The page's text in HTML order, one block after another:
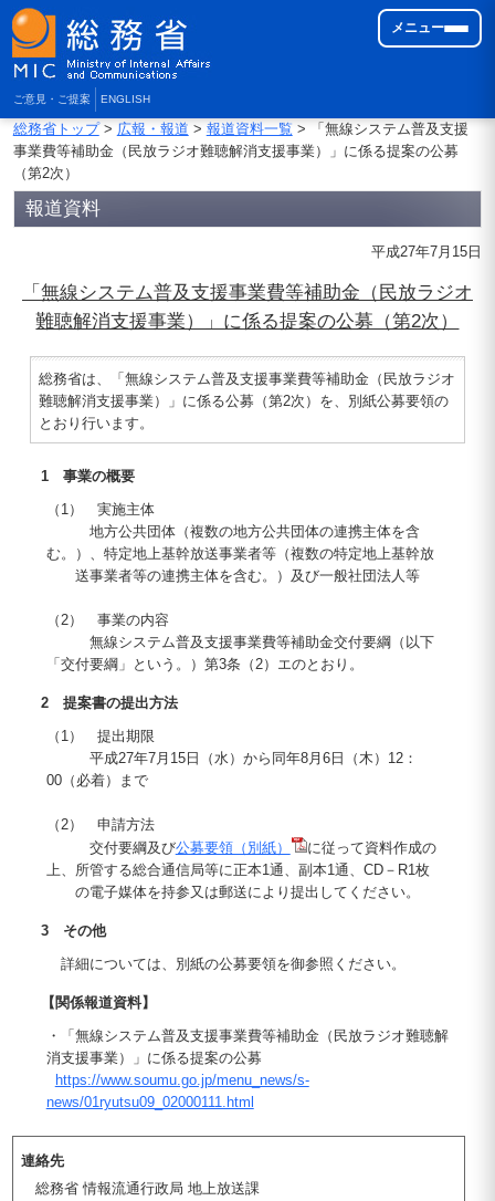
ご意見・ご提案 ENGLISH
メニュー
総務省トップ> 広報・報道 > 報道資料一覧> 「無線システム普及支援
事業費等補助金（民放ラジオ難聴解消支援事業）」に係る提案の公募
（第2次）
報道資料
平成27年7月15日
「無線システム普及支援事業費等補助金（民放ラジオ
難聴解消支援事業）」に係る提案の公募（第2次）
総務省は、「無線システム普及支援事業費等補助金（民放ラジオ
難聴解消支援事業）」に係る公募（第2次）を、別紙公募要領の
とおり行います。
1 事業の概要
（1） 実施主体
地方公共団体（複数の地方公共団体の連携主体を含
む。）、特定地上基幹放送事業者等（複数の特定地上基幹放
送事業者等の連携主体を含む。）及び一般社団法人等
（2） 事業の内容
無線システム普及支援事業費等補助金交付要綱（以下
「交付要綱」という。）第3条（2）エのとおり。
2 提案書の提出方法
（1） 提出期限
平成27年7月15日（水）から同年8月6日（木）12：
00（必着）まで
（2） 申請方法
交付要綱及び公募要領（別紙）
に従って資料作成の
上、所管する総合通信局等に正本1通、副本1通、CD－R1枚
の電子媒体を持参又は郵送により提出してください。
3 その他
詳細については、別紙の公募要領を御参照ください。
【関係報道資料】
・「無線システム普及支援事業費等補助金（民放ラジオ難聴解
消支援事業）」に係る提案の公募
https://www.soumu.go.jp/menu_news/s-
news/01ryutsu09_02000111.html
連絡先
総務省 情報流通行政局 地上放送課